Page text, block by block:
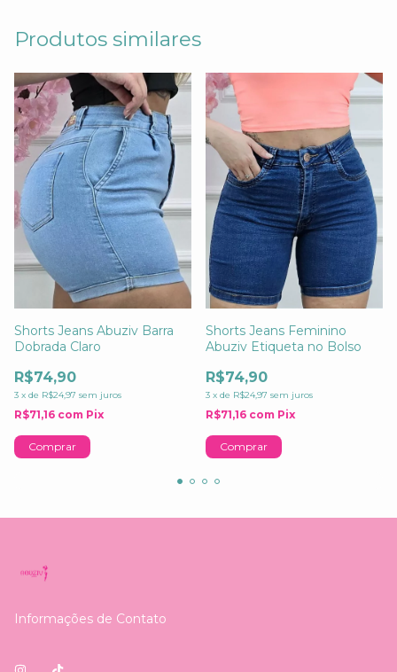
Produtos similares
Shorts Jeans Abuziv Barra
Dobrada Claro
R$74,90
3 x de R$24,97 sem juros
R$71,16 com Pix
Comprar
Shorts Jeans Feminino
Abuziv Etiqueta no Bolso
R$74,90
3 x de R$24,97 sem juros
R$71,16 com Pix
Comprar
Informações de Contato